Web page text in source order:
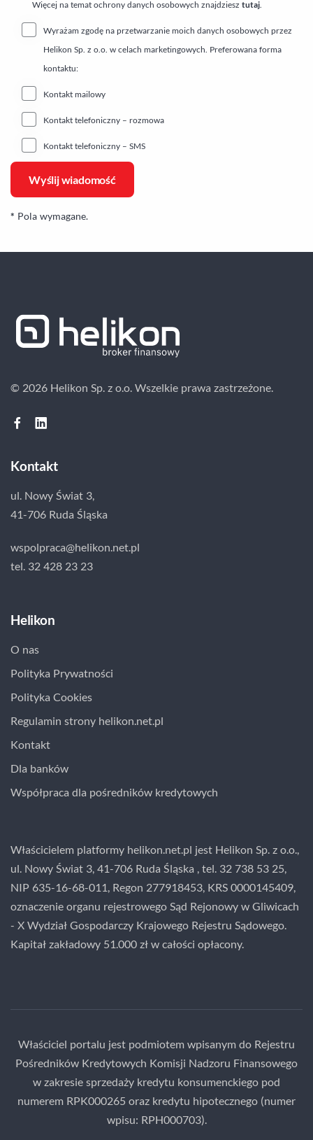
Więcej na temat ochrony danych osobowych znajdziesz tutaj.
Wyrażam zgodę na przetwarzanie moich danych osobowych przez
Helikon Sp. z o.o. w celach marketingowych. Preferowana forma
kontaktu:
Kontakt mailowy
Kontakt telefoniczny – rozmowa
Kontakt telefoniczny – SMS
* Pola wymagane.
© 2026 Helikon Sp. z o.o. Wszelkie prawa zastrzeżone.
Kontakt
ul. Nowy Świat 3,
41-706 Ruda Śląska
wspolpraca@helikon.net.pl
tel. 32 428 23 23
Helikon
O nas
Polityka Prywatności
Polityka Cookies
Regulamin strony helikon.net.pl
Kontakt
Dla banków
Współpraca dla pośredników kredytowych
Właścicielem platformy helikon.net.pl jest Helikon Sp. z o.o.,
ul. Nowy Świat 3, 41-706 Ruda Śląska , tel. 32 738 53 25,
NIP 635-16-68-011, Regon 277918453, KRS 0000145409,
oznaczenie organu rejestrowego Sąd Rejonowy w Gliwicach
- X Wydział Gospodarczy Krajowego Rejestru Sądowego.
Kapitał zakładowy 51.000 zł w całości opłacony.
Właściciel portalu jest podmiotem wpisanym do Rejestru
Pośredników Kredytowych Komisji Nadzoru Finansowego
w zakresie sprzedaży kredytu konsumenckiego pod
numerem RPK000265 oraz kredytu hipotecznego (numer
wpisu: RPH000703).